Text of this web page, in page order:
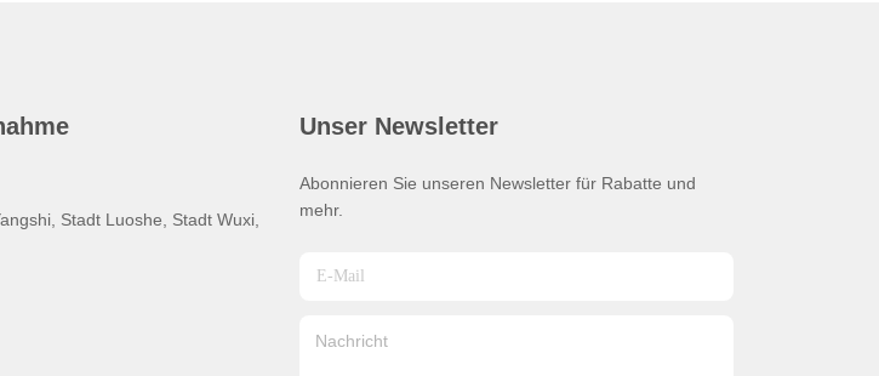
Stadt Luoshe, Stadt Wuxi,
Unser Newsletter
Abonnieren Sie unseren Newsletter für Rabatte und
mehr.